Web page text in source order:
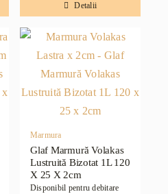
Detalii
Marmura
Glaf Marmură Volakas
Lustruită Bizotat 1L 120
X 25 X 2cm
Disponibil pentru debitare